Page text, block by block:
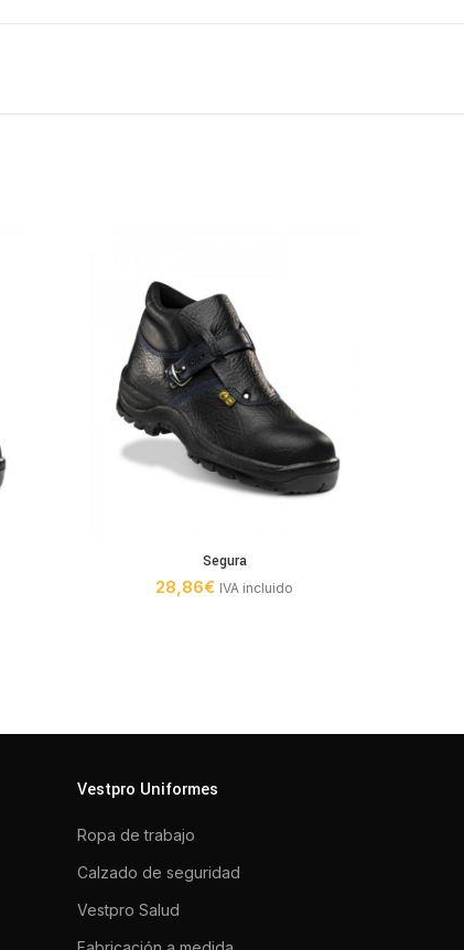
Segura
28,86€ IVA incluido
Vestpro Uniformes
Ropa de trabajo
Calzado de seguridad
Vestpro Salud